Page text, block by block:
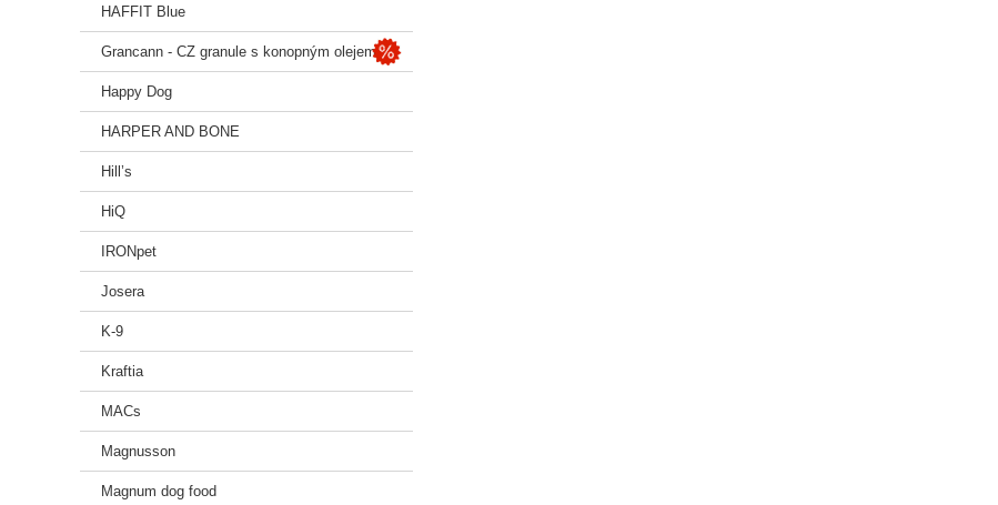
HAFFIT Blue
Grancann - CZ granule s konopným olejem
Happy Dog
HARPER AND BONE
Hill’s
HiQ
IRONpet
Josera
K-9
Kraftia
MACs
Magnusson
Magnum dog food